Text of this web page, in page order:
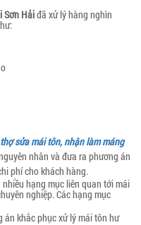
Sơn Hảiđã xử lý hàng nghìn
sửa mái tôn, nhận làm máng
nhân và đưa ra phương án
phí cho khách hàng.
hạng mục liên quan tới mái
nghiệp. Các hạng mục
khắc phục xử lý mái tôn hư